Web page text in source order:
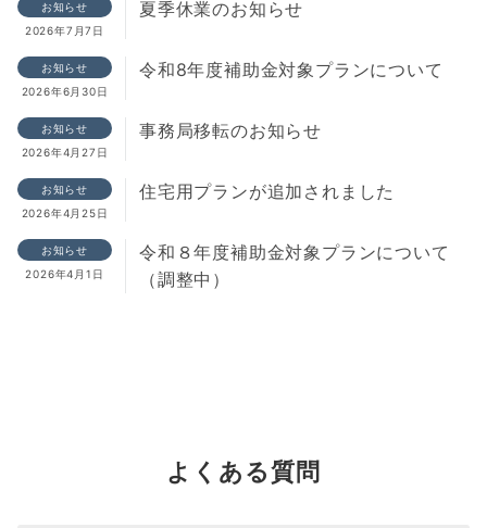
お知らせ
2026年7月7日
夏季休業のお知らせ
お知らせ
2026年6月30日
令和8年度補助金対象プランについて
お知らせ
2026年4月27日
事務局移転のお知らせ
お知らせ
2026年4月25日
住宅用プランが追加されました
お知らせ
2026年4月1日
令和８年度補助金対象プランについて
（調整中）
よくある質問